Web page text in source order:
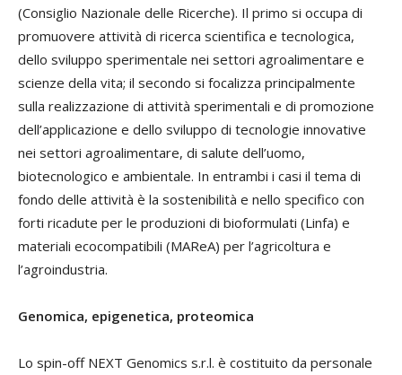
(Consiglio Nazionale delle Ricerche). Il primo si occupa di
promuovere attività di ricerca scientifica e tecnologica,
dello sviluppo sperimentale nei settori agroalimentare e
scienze della vita; il secondo si focalizza principalmente
sulla realizzazione di attività sperimentali e di promozione
dell’applicazione e dello sviluppo di tecnologie innovative
nei settori agroalimentare, di salute dell’uomo,
biotecnologico e ambientale. In entrambi i casi il tema di
fondo delle attività è la sostenibilità e nello specifico con
forti ricadute per le produzioni di bioformulati (Linfa) e
materiali ecocompatibili (MAReA) per l’agricoltura e
l’agroindustria.
Genomica, epigenetica, proteomica
Lo spin-off NEXT Genomics s.r.l. è costituito da personale